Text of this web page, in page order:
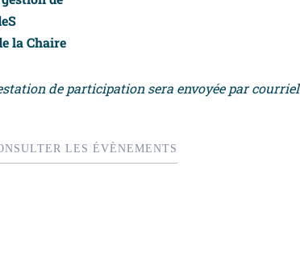
la Chaire
de participation sera envoyée par courriel
LES ÉVÈNEMENTS